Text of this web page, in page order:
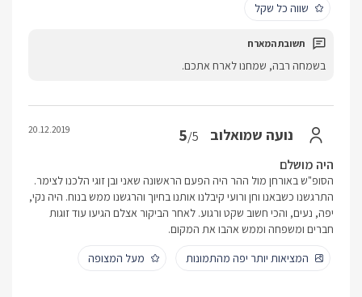
שווה כל שקל
בשמחה רבה, שמחנו לארח אתכם.
נועה שמואלוב 5/5
20.12.2019
היה מושלם
הסופ"ש באורחן מול ההר היה הפעם הראשונה שאני ובן זוגי הלכנו לצימר.
התרגשנו כשבאנו וחן ורועי קיבלנו אותנו בחיוך והרגשנו ממש בנוח. היה נקי,
יפה, נעים, והכי חשוב שקט ורגוע. לאחר הביקור אצלם הגיעו עוד זוגות
חברים ומשפחה וממש אהבו את המקום.
המציאות יותר יפה מהתמונות
מעל המצופה